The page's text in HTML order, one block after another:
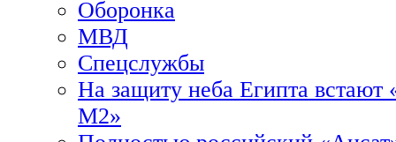
Оборонка
МВД
Спецслужбы
На защиту неба Египта встают
М2»